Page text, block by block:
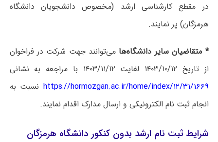
در مقطع کارشناسی ارشد (مخصوص دانشجویان دانشگاه
هرمزگان) پر نمایند.
* متقاضیان سایر دانشگاه‌ها می‌توانند جهت شرکت در فراخوان
از تاریخ ۱۴۰۳/۱۰/۱۲ لغایت ۱۴۰۳/۱۱/۱۲ با مراجعه به نشانی
۱۲/۳۱/۱۶۶۹/https://hormozgan.ac.ir/home/index
نسبت به
انجام ثبت نام الکترونیکی و ارسال مدارک اقدام نمایند.
شرایط ثبت نام ارشد بدون کنکور دانشگاه هرمزگان